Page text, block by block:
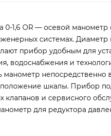
0-1,6 OR — осевой манометр
системах. Диаметр
прибор удобным для
водоснабжения и
непосредственно
шкалы. Прибор
клапанов и сервисного
для редуктора